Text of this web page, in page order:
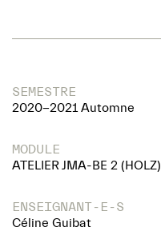
SEMESTRE
2020-2021 Automne
MODULE
ATELIER JMA-BE 2 (HOLZ)
ENSEIGNANT-E-S
Céline Guibat